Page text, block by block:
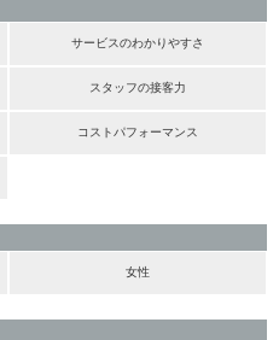
サービスのわかりやすさ
スタッフの接客力
コストパフォーマンス
女性